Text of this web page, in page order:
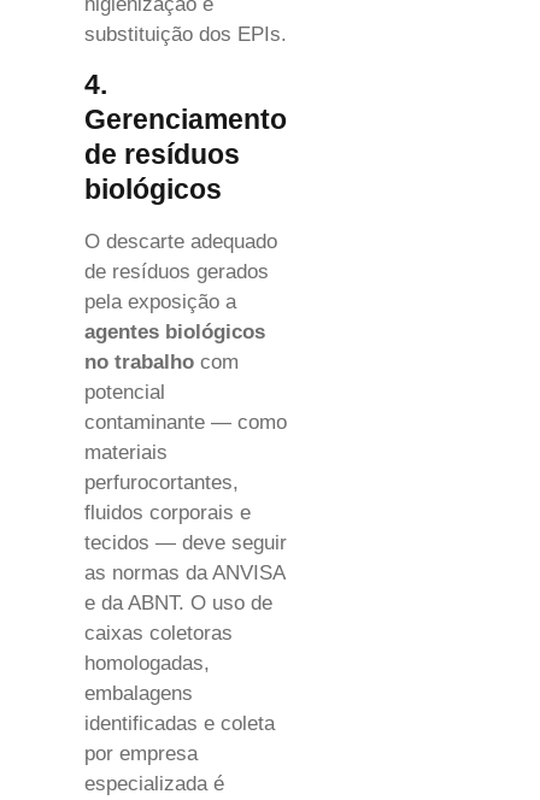
substituição dos EPIs.
4.
Gerenciamento
de resíduos
biológicos
O descarte adequado
de resíduos gerados
pela exposição a
agentes biológicos
no trabalho com
potencial
contaminante — como
materiais
perfurocortantes,
fluidos corporais e
tecidos — deve seguir
as normas da ANVISA
e da ABNT. O uso de
caixas coletoras
homologadas,
embalagens
identificadas e coleta
por empresa
especializada é